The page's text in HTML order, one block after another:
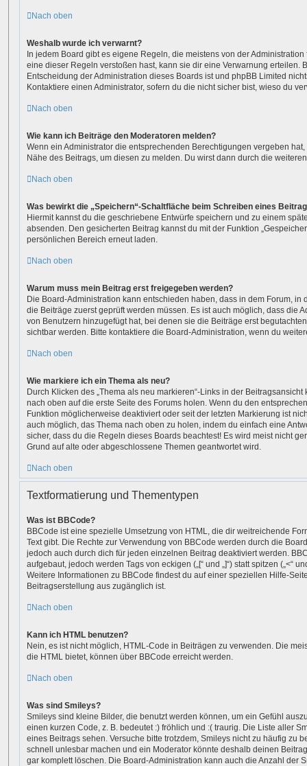
Nach oben
Weshalb wurde ich verwarnt?
In jedem Board gibt es eigene Regeln, die meistens von der
eine dieser Regeln verstoßen hast, kann sie dir eine Verwarnung erteilen.
Entscheidung der Administration dieses Boards ist und phpBB Limited
Kontaktiere einen Administrator, sofern du die nicht sicher bist, wieso du
Nach oben
Wie kann ich Beiträge den Moderatoren melden?
Wenn ein Administrator die entsprechenden Berechtigungen vergeben
Nähe des Beitrags, um diesen zu melden. Du wirst dann durch die
Nach oben
Was bewirkt die „Speichern“-Schaltfläche beim Schreiben eines
Hiermit kannst du die geschriebene Entwürfe speichern und zu einem
absenden. Den gesicherten Beitrag kannst du mit der Funktion
persönlichen Bereich erneut laden.
Nach oben
Warum muss mein Beitrag erst freigegeben werden?
Die Board-Administration kann entschieden haben, dass in dem Forum, in
die Beiträge zuerst geprüft werden müssen. Es ist auch möglich, dass die
von Benutzern hinzugefügt hat, bei denen sie die Beiträge erst
sichtbar werden. Bitte kontaktiere die Board-Administration, wenn du
Nach oben
Wie markiere ich ein Thema als neu?
Durch Klicken des „Thema als neu markieren“-Links in der
nach oben auf die erste Seite des Forums holen. Wenn du den
Funktion möglicherweise deaktiviert oder seit der letzten Markierung ist
auch möglich, das Thema nach oben zu holen, indem du einfach eine
sicher, dass du die Regeln dieses Boards beachtest! Es wird meist nicht
Grund auf alte oder abgeschlossene Themen geantwortet wird.
Nach oben
Textformatierung und Thementypen
Was ist BBCode?
BBCode ist eine spezielle Umsetzung von HTML, die dir weitreichende
Text gibt. Die Rechte zur Verwendung von BBCode werden durch die
jedoch auch durch dich für jeden einzelnen Beitrag deaktiviert werden.
aufgebaut, jedoch werden Tags von eckigen („[“ und „]“) statt spitzen („<“
Weitere Informationen zu BBCode findest du auf einer speziellen Hilfe-
Beitragserstellung aus zugänglich ist.
Nach oben
Kann ich HTML benutzen?
Nein, es ist nicht möglich, HTML-Code in Beiträgen zu verwenden. Die
die HTML bietet, können über BBCode erreicht werden.
Nach oben
Was sind Smileys?
Smileys sind kleine Bilder, die benutzt werden können, um ein Gefühl
einen kurzen Code, z. B. bedeutet :) fröhlich und :( traurig. Die Liste aller
eines Beitrags sehen. Versuche bitte trotzdem, Smileys nicht zu häufig zu
schnell unlesbar machen und ein Moderator könnte deshalb deinen
gar komplett löschen. Die Board-Administration kann auch die Anzahl der